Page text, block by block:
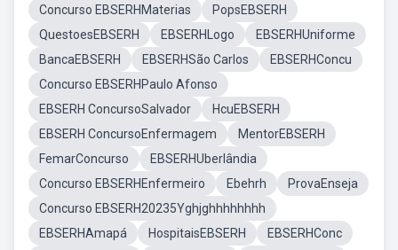
Concurso EBSERHMaterias
PopsEBSERH
QuestoesEBSERH
EBSERHLogo
EBSERHUniforme
BancaEBSERH
EBSERHSão Carlos
EBSERHConcu
Concurso EBSERHPaulo Afonso
EBSERH ConcursoSalvador
HcuEBSERH
EBSERH ConcursoEnfermagem
MentorEBSERH
FemarConcurso
EBSERHUberlândia
Concurso EBSERHEnfermeiro
Ebehrh
ProvaEnseja
Concurso EBSERH20235Yghjghhhhhhhh
EBSERHAmapá
HospitaisEBSERH
EBSERHConc